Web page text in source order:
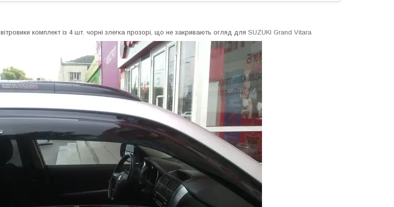
вітровики комплект із 4 шт. чорні злегка прозорі, що не закривають огляд для SUZUKI Grand Vitara